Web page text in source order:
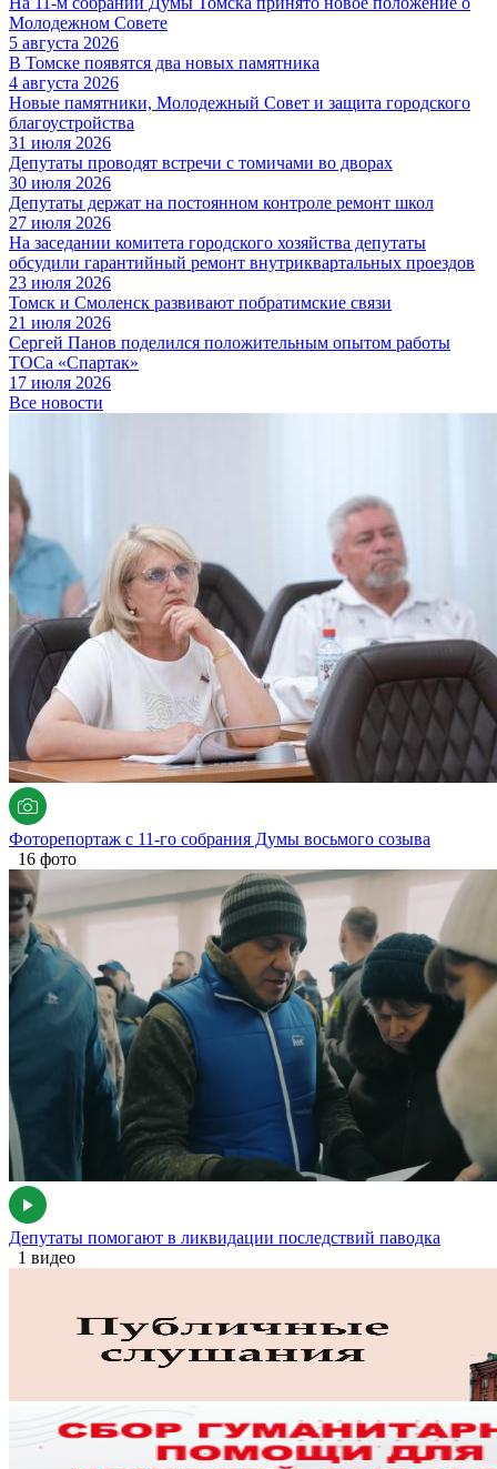
Молодежном Совете
5 августа 2026
В Томске появятся два новых памятника
4 августа 2026
Новые памятники, Молодежный Совет и защита городского
благоустройства
31 июля 2026
Депутаты проводят встречи с томичами во дворах
30 июля 2026
Депутаты держат на постоянном контроле ремонт школ
27 июля 2026
На заседании комитета городского хозяйства депутаты
обсудили гарантийный ремонт внутриквартальных проездов
23 июля 2026
Томск и Смоленск развивают побратимские связи
21 июля 2026
Сергей Панов поделился положительным опытом работы
ТОСа «Спартак»
17 июля 2026
Все новости
Фоторепортаж с 11-го собрания Думы восьмого созыва
16 фото
Депутаты помогают в ликвидации последствий паводка
1 видео